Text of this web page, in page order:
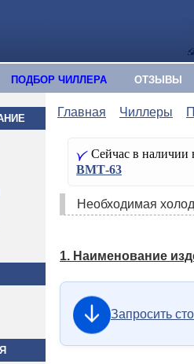
ПОДБОР ЧИЛЛЕРА ОТЗЫВЫ
Главная Чиллеры
Сейчас в наличии
ВМТ-63
Необходимая
1. Наименование
Запросить